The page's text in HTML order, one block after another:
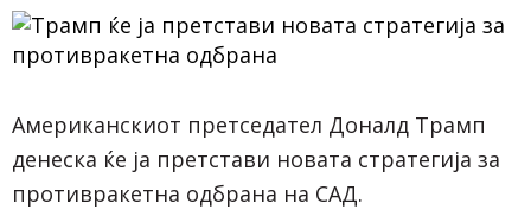
Американскиот претседател Доналд Трамп
денеска ќе ја претстави новата стратегија за
противракетна одбрана на САД.